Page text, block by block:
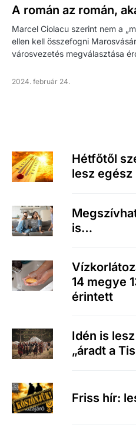
A román az román,
Marcel Ciolacu szerint nem a
ellen kell összefogni
városvezetés megválasztása
2024. február 24.
Hétfőtől
lesz egész
is…
14 megye
érintett
Idén is
„áradt a
Friss hír: